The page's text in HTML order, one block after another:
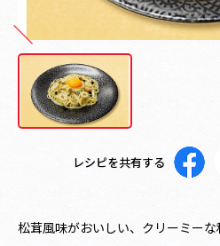
レシピを共有する
松茸風味がおいしい、クリーミーな